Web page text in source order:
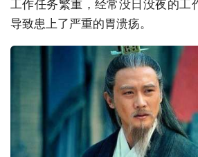
工作任务繁重，经常没日没夜的工
导致患上了严重的胃溃疡。